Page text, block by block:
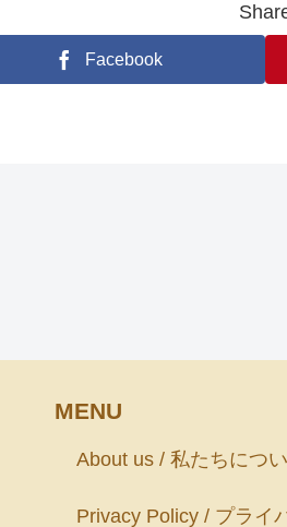
Facebook
MENU
About us / 私たちにつ
Privacy Policy / プライ